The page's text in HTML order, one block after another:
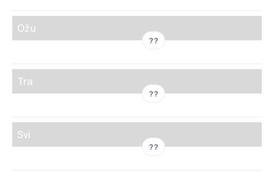
Ožu
??
Tra
??
Svi
??